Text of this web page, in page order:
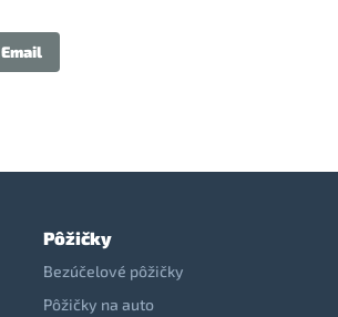
Email
Pôžičky
Bezúčelové pôžičky
Pôžičky na auto